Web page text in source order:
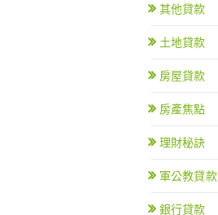
其他貸款
土地貸款
房屋貸款
房產焦點
理財秘訣
軍公教貸款
銀行貸款